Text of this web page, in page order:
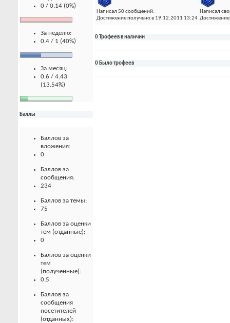
0 / 0.14 (0%)
За неделю:
0.4 / 1 (40%)
За месяц:
0.6 / 4.43
(13.54%)
Баллы
Баллов за
вложения:
0
Баллов за
сообщения:
234
Баллов за темы:
75
Баллов за оценки
тем (отданные):
0
Баллов за оценки
тем
(полученные):
0.5
Баллов за
сообщения
посетителей
(отданных):
Написал 50 сообщений.
Достижение получено в 19.12.2011 13:24
Написал
0 Трофеев в наличии
0 Было трофеев